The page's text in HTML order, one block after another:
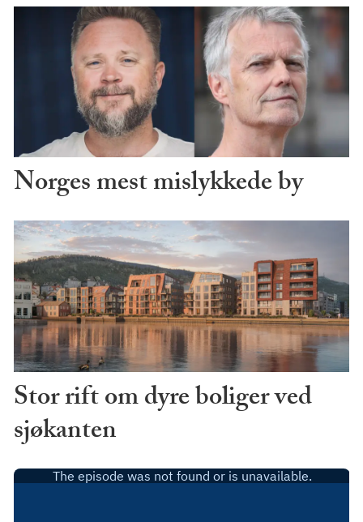
Norges mest mislykkede by
Stor rift om dyre boliger ved
sjøkanten